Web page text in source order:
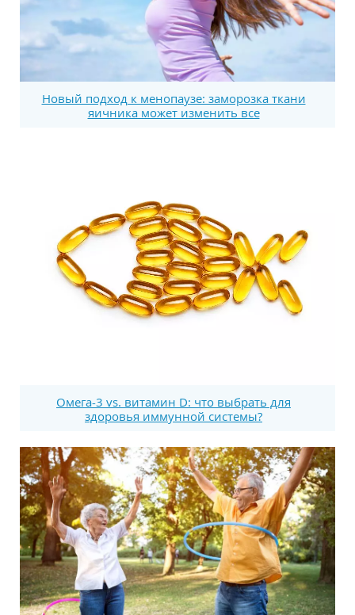
Новый подход к менопаузе: заморозка ткани
яичника может изменить все
Омега-3 vs. витамин D: что выбрать для
здоровья иммунной системы?